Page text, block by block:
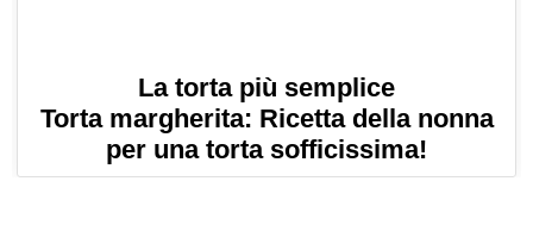
La torta più semplice
Torta margherita: Ricetta della nonna
per una torta sofficissima!